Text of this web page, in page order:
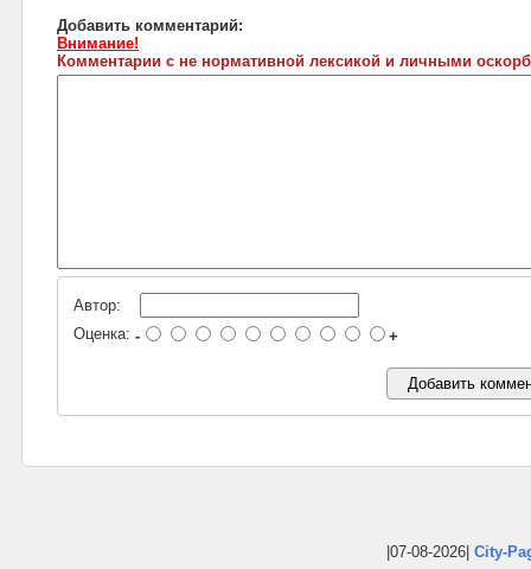
Добавить комментарий:
Внимание!
Комментарии с не нормативной лексикой и личными
Автор:
Оценка: - +
|07-08-2026| City-